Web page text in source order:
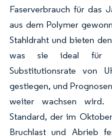
Faserverbrauch für das
aus dem Polymer
Stahldraht und bieten
was sie ideal für
Substitutionsrate von
gestiegen, und
weiter wachsen wird.
Standard, der im
Bruchlast und Abrieb